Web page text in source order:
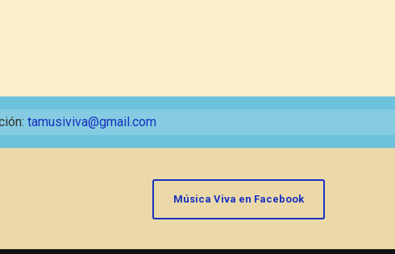
tamusiviva@gmail.com
Música Viva en Facebook